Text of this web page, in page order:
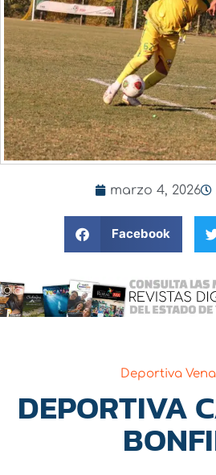
marzo 4, 2026
Facebook
Deportiva
DEPORTIVA